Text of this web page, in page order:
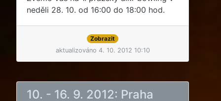
neděli 28. 10. od 16:00 do 18:00 hod.
Zobrazit
aktualizováno 4. 10. 2012 10:10
10. - 16. 9. 2012: Praha